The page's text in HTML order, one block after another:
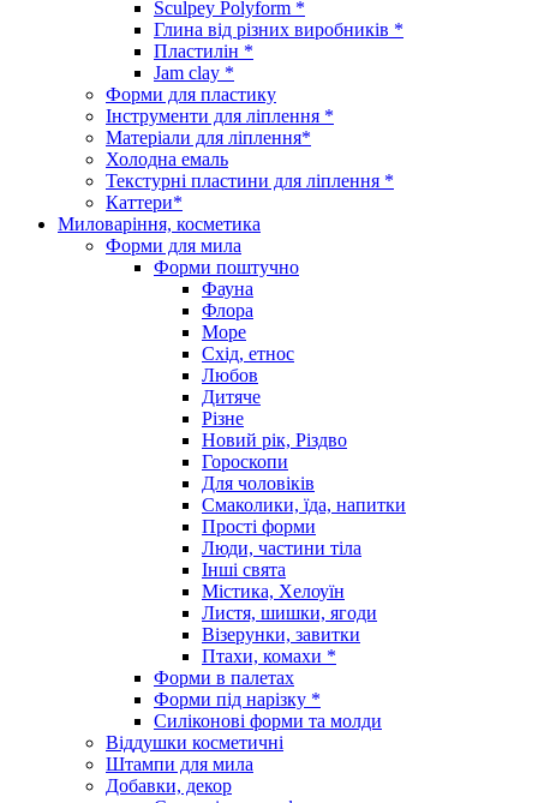
Sculpey Polyform *
Глина від різних виробників *
Пластилін *
Jam clay *
Форми для пластику
Інструменти для ліплення *
Матеріали для ліплення*
Холодна емаль
Текстурні пластини для ліплення *
Каттери*
Миловаріння, косметика
Форми для мила
Форми поштучно
Фауна
Флора
Море
Схід, етнос
Любов
Дитяче
Різне
Новий рік, Різдво
Гороскопи
Для чоловіків
Смаколики, їда, напитки
Прості форми
Люди, частини тіла
Інші свята
Містика, Хелоуїн
Листя, шишки, ягоди
Візерунки, завитки
Птахи, комахи *
Форми в палетах
Форми під нарізку *
Силіконові форми та молди
Віддушки косметичні
Штампи для мила
Добавки, декор